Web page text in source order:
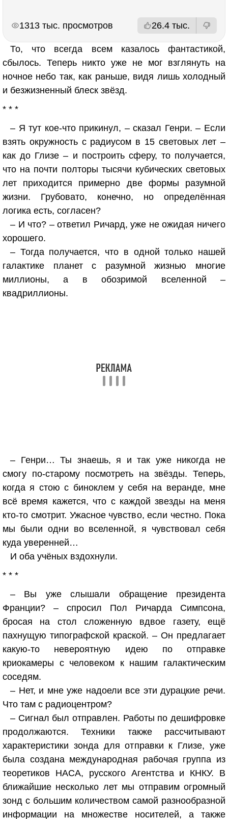
1313 тыс. просмотров 26.4 тыс.
То, что всегда всем казалось фантастикой,
сбылось. Теперь никто уже не мог взглянуть на
ночное небо так, как раньше, видя лишь холодный
и безжизненный блеск звёзд.
* * *
– Я тут кое-что прикинул, – сказал Генри. – Если
взять окружность с радиусом в 15 световых лет –
как до Глизе – и построить сферу, то получается,
что на почти полторы тысячи кубических световых
лет приходится примерно две формы разумной
жизни. Грубовато, конечно, но определённая
логика есть, согласен?
– И что? – ответил Ричард, уже не ожидая ничего
хорошего.
– Тогда получается, что в одной только нашей
галактике планет с разумной жизнью многие
миллионы, а в обозримой вселенной –
квадриллионы.
– Генри… Ты знаешь, я и так уже никогда не
смогу по-старому посмотреть на звёзды. Теперь,
когда я стою с биноклем у себя на веранде, мне
всё время кажется, что с каждой звезды на меня
кто-то смотрит. Ужасное чувство, если честно. Пока
мы были одни во вселенной, я чувствовал себя
куда уверенней…
И оба учёных вздохнули.
* * *
– Вы уже слышали обращение президента
Франции? – спросил Пол Ричарда Симпсона,
бросая на стол сложенную вдвое газету, ещё
пахнущую типографской краской. – Он предлагает
какую-то невероятную идею по отправке
криокамеры с человеком к нашим галактическим
соседям.
– Нет, и мне уже надоели все эти дурацкие речи.
Что там с радиоцентром?
– Сигнал был отправлен. Работы по дешифровке
продолжаются. Техники также рассчитывают
характеристики зонда для отправки к Глизе, уже
была создана международная рабочая группа из
теоретиков НАСА, русского Агентства и КНКУ. В
ближайшие несколько лет мы отправим огромный
зонд с большим количеством самой разнообразной
информации на множестве носителей, а также